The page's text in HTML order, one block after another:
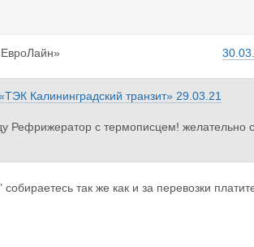
Калининградский транзит» 29.03.21
Рефрижератор с термописцем! желательно с
так же как и за перевозки